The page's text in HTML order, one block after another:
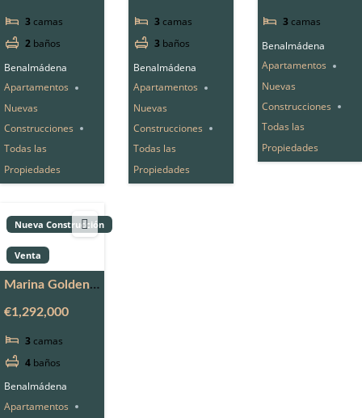
3 camas
2 baños
Benalmádena
Apartamentos
Nuevas
Construcciones
Todas las
Propiedades
3 camas
3 baños
Benalmádena
Apartamentos
Nuevas
Construcciones
Todas las
Propiedades
3 camas
Benalmádena
Apartamentos
Nuevas
Construcciones
Todas las
Propiedades
Nueva Construcción
Venta
Marina Golden
Bay
€1,292,000
3 camas
4 baños
Benalmádena
Apartamentos